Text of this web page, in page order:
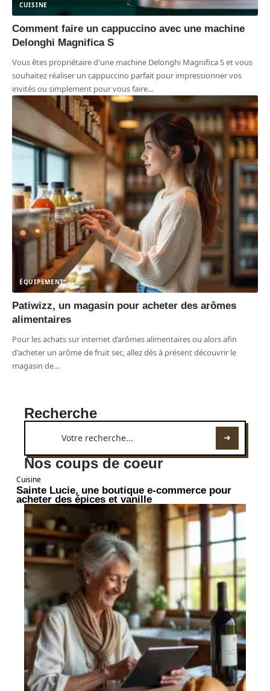
CUISINE
Comment faire un cappuccino avec une machine
Delonghi Magnifica S
Vous êtes propriétaire d'une machine Delonghi Magnifica S et vous
souhaitez réaliser un cappuccino parfait pour impressionner vos
invités ou simplement pour vous faire…
ÉQUIPEMENT
Patiwizz, un magasin pour acheter des arômes
alimentaires
Pour les achats sur internet d’arômes alimentaires ou alors afin
d'acheter un arôme de fruit sec, allez dès à présent découvrir le
magasin de…
Recherche
Nos coups de coeur
Cuisine
Sainte Lucie, une boutique e-commerce pour
acheter des épices et vanille